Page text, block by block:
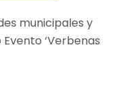
municipales y
‘Verbenas